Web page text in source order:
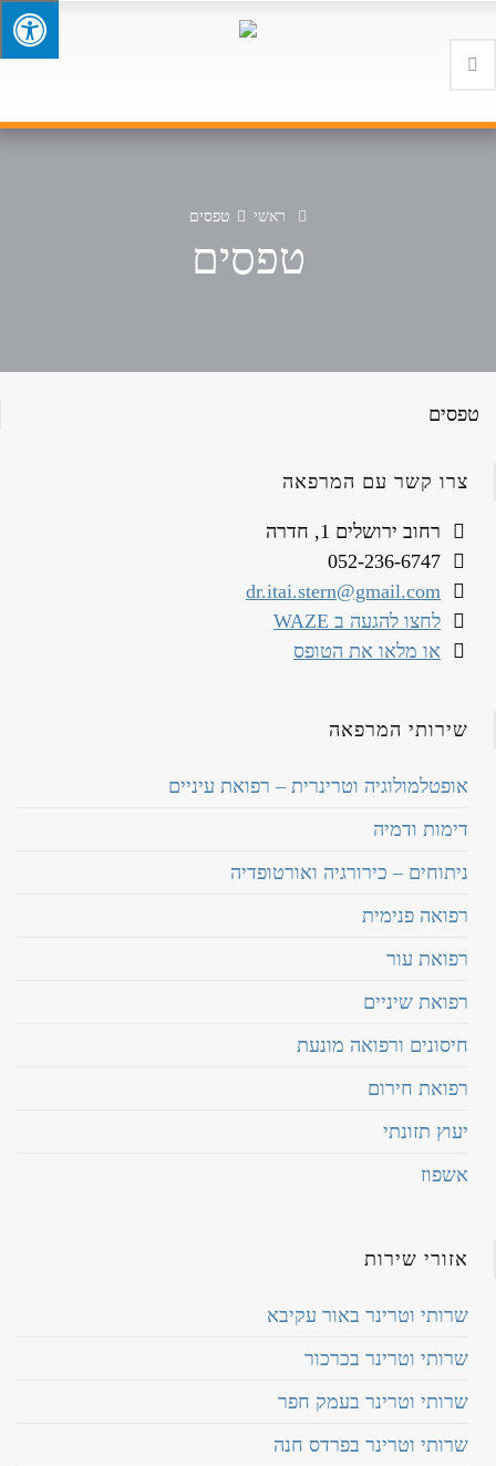
ראשי טפסים
טפסים
טפסים
צרו קשר עם המרפאה
רחוב ירושלים 1, חדרה
052-236-6747
dr.itai.stern@gmail.com
לחצו להגעה ב WAZE
או מלאו את הטופס
שירותי המרפאה
אופטלמולוגיה וטרינרית – רפואת עיניים
דימות ודמיה
ניתוחים – כירורגיה ואורטופדיה
רפואה פנימית
רפואת עור
רפואת שיניים
חיסונים ורפואה מונעת
רפואת חירום
יעוץ תזונתי
אשפוז
אזורי שירות
שרותי וטרינר באור עקיבא
שרותי וטרינר בכרכור
שרותי וטרינר בעמק חפר
שרותי וטרינר בפרדס חנה